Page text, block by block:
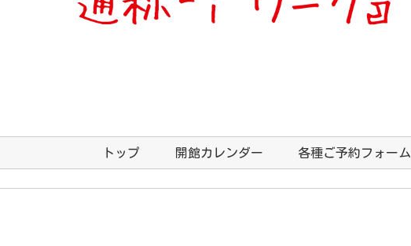
トップ 開館カレンダー 各種ご予約フォーム